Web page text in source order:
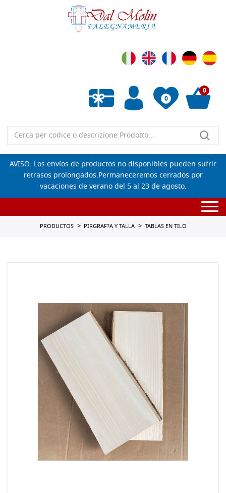
0
Lista de deseos vacía
0
AVISO: Los envíos de productos no disponibles pueden sufrir
retrasos prolongados.Permaneceremos cerrados por
vacaciones de verano del 5 al 23 de agosto.
PRODUCTOS PIRGRAF?A Y TALLA TABLAS EN TILO